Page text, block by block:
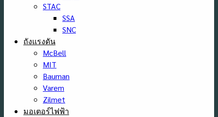
STAC
SSA
SNC
ถังแรงดัน
McBell
MIT
Bauman
Varem
Zilmet
มอเตอร์ไฟฟ้า